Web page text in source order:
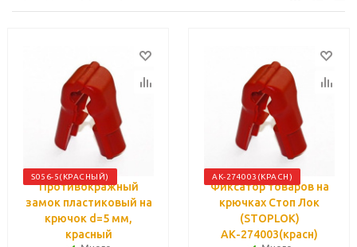
S056-5(КРАСНЫЙ)
Противокражный
замок пластиковый на
крючок d=5 мм,
красный
АК-274003(КРАСН)
Фиксатор товаров на
крючках Стоп Лок
(STOPLOK)
АК-274003(красн)